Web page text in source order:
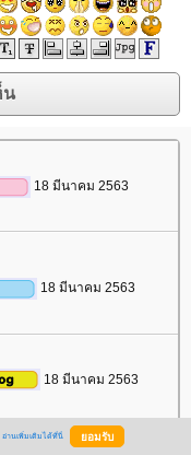
18 มีนาคม 2563
18 มีนาคม 2563
18 มีนาคม 2563
อ่านเพิ่มเติมได้ที่นี่